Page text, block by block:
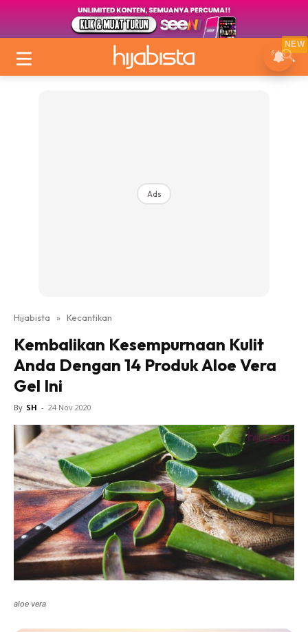
Ads
Hijabista » Kecantikan
Kembalikan Kesempurnaan Kulit
Anda Dengan 14 Produk Aloe Vera
Gel Ini
By SH - 24 Nov 2020
aloe vera
NEW